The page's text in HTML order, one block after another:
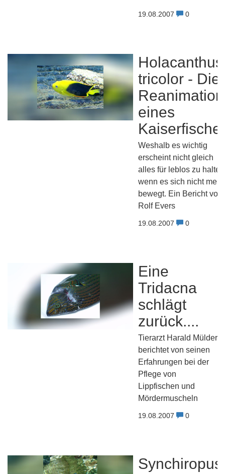
19.08.2007 0
Holacanthus
tricolor - Die
Reanimation
eines
Weshalb es wichtig
erscheint nicht gleich
alles für leblos zu halten
wenn es sich nicht mehr
bewegt. Ein Bericht von
Rolf Evers
19.08.2007 0
Eine
Tridacna
schlägt
zurück....
Tierarzt Harald Mülder
berichtet von seinen
Erfahrungen bei der
Pflege von
Lippfischen und
Mördermuscheln
19.08.2007 0